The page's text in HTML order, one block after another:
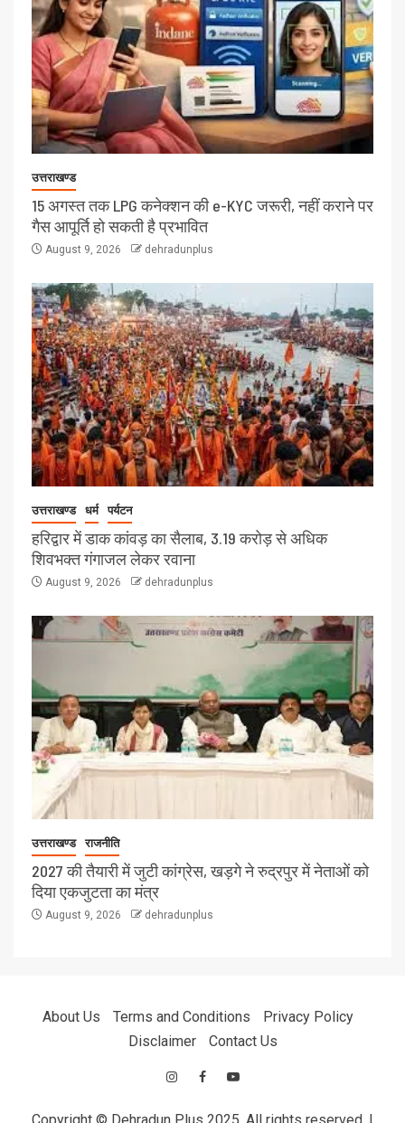
उत्तराखण्ड
15 अगस्त तक LPG कनेक्शन की e-KYC जरूरी, नहीं कराने पर
गैस आपूर्ति हो सकती है प्रभावित
August 9, 2026 dehradunplus
उत्तराखण्ड धर्म पर्यटन
हरिद्वार में डाक कांवड़ का सैलाब, 3.19 करोड़ से अधिक
शिवभक्त गंगाजल लेकर रवाना
August 9, 2026 dehradunplus
उत्तराखण्ड राजनीति
2027 की तैयारी में जुटी कांग्रेस, खड़गे ने रुद्रपुर में नेताओं को
दिया एकजुटता का मंत्र
August 9, 2026 dehradunplus
About Us Terms and Conditions
Privacy Policy
Disclaimer
Contact Us